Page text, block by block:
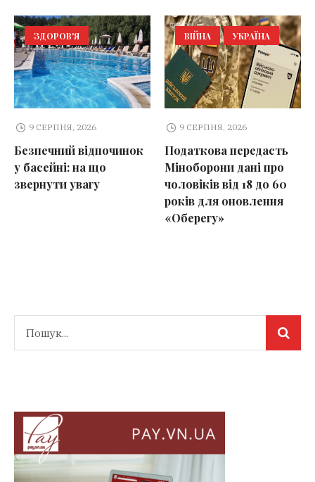
ЗДОРОВ'Я
9 СЕРПНЯ, 2026
Безпечний відпочинок
у басейні: на що
звернути увагу
ВІЙНА УКРАЇНА
9 СЕРПНЯ, 2026
Податкова передасть
Міноборони дані про
чоловіків від 18 до 60
років для оновлення
«Оберегу»